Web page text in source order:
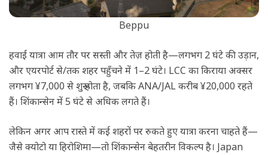
Beppu
हवाई यात्रा आम तौर पर सस्ती और तेज़ होती है—लगभग 2 घंटे की उड़ान,
और एयरपोर्ट से/तक शहर पहुँचने में 1–2 घंटे। LCC का किराया अक्सर
लगभग ¥7,000 से शुरू होता है, जबकि ANA/JAL करीब ¥20,000 रहते
हैं। शिंकान्सेन में 5 घंटे से अधिक लगते हैं।
लेकिन अगर आप रास्ते में कई शहरों पर रुकते हुए यात्रा करना चाहते हैं—
जैसे क्योटो या हिरोशिमा—तो शिंकान्सेन बेहतरीन विकल्प है। Japan